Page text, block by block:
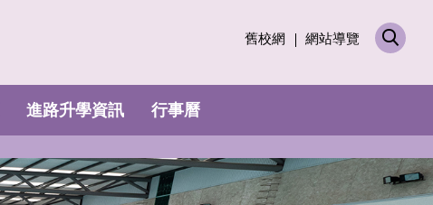
舊校網 網站導覽
進路升學資訊 行事曆